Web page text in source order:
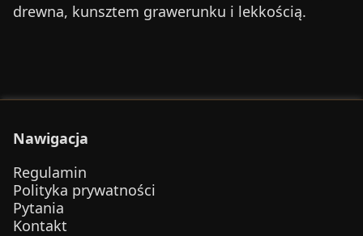
drewna, kunsztem grawerunku i lekkością.
Nawigacja
Regulamin
Polityka prywatności
Pytania
Kontakt